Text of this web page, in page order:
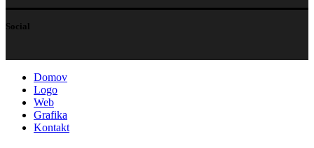
Social
Domov
Logo
Web
Grafika
Kontakt